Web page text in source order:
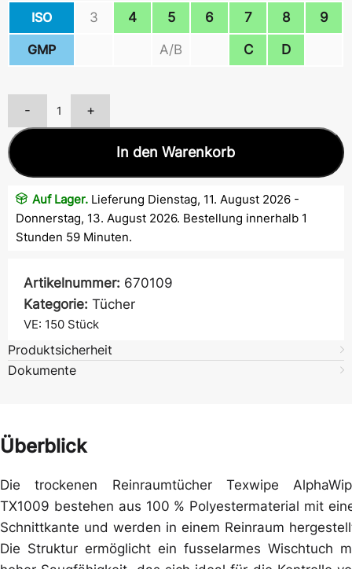
ISO 3 4 5 6 7 8 9
GMP A/B C D
- +
In den Warenkorb
Auf Lager. Lieferung Dienstag, 11. August 2026 -
Donnerstag, 13. August 2026. Bestellung innerhalb 1
Stunden 59 Minuten.
Artikelnummer: 670109
Kategorie: Tücher
VE: 150 Stück
Produktsicherheit
Dokumente
Überblick
Die trockenen Reinraumtücher Texwipe
TX1009 bestehen aus 100 % Polyestermaterial mit
Schnittkante und werden in einem Reinraum
Die Struktur ermöglicht ein fusselarmes Wischtuch